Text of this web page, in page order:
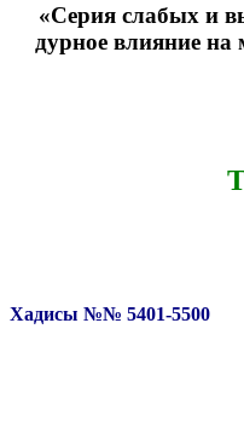
«Серия слабых и
дурное влияние
Хадисы №№ 5401-5500